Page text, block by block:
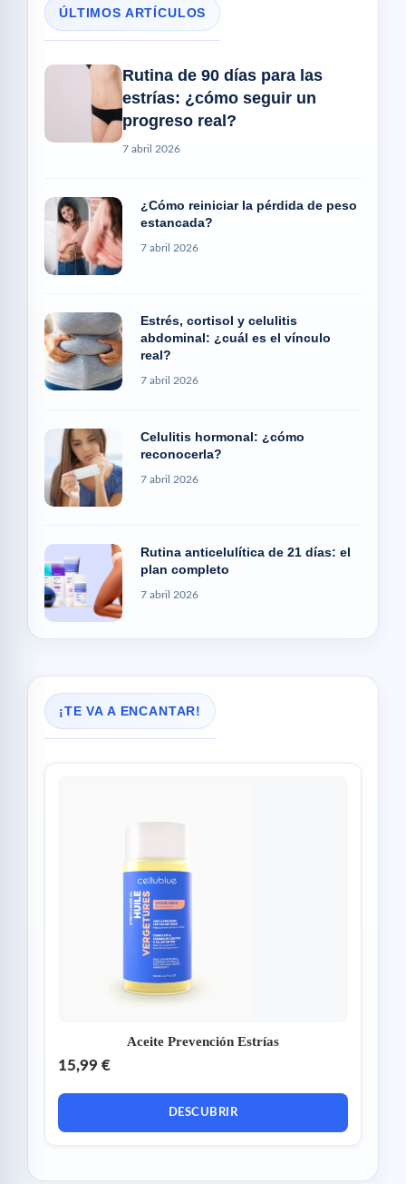
ÚLTIMOS ARTÍCULOS
Rutina de 90 días para las
estrías: ¿cómo seguir un
progreso real?
7 abril 2026
¿Cómo reiniciar la pérdida de peso
estancada?
7 abril 2026
Estrés, cortisol y celulitis
abdominal: ¿cuál es el vínculo
real?
7 abril 2026
Celulitis hormonal: ¿cómo
reconocerla?
7 abril 2026
Rutina anticelulítica de 21 días: el
plan completo
7 abril 2026
¡TE VA A ENCANTAR!
Aceite Prevención Estrías
15,99 €
DESCUBRIR